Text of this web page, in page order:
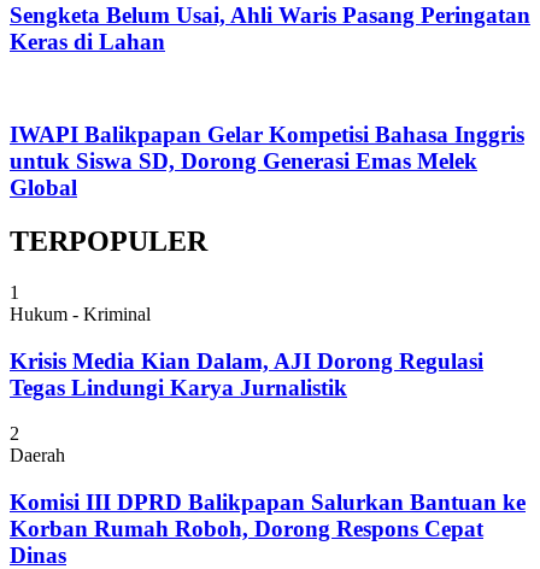
Sengketa Belum Usai, Ahli Waris Pasang Peringatan
Keras di Lahan
IWAPI Balikpapan Gelar Kompetisi Bahasa Inggris
untuk Siswa SD, Dorong Generasi Emas Melek
Global
TERPOPULER
1
Hukum - Kriminal
Krisis Media Kian Dalam, AJI Dorong Regulasi
Tegas Lindungi Karya Jurnalistik
2
Daerah
Komisi III DPRD Balikpapan Salurkan Bantuan ke
Korban Rumah Roboh, Dorong Respons Cepat
Dinas